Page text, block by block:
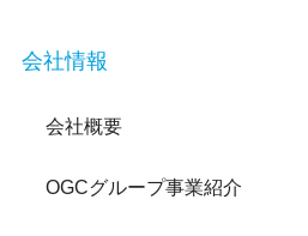
会社情報
会社概要
OGCグループ事業紹介